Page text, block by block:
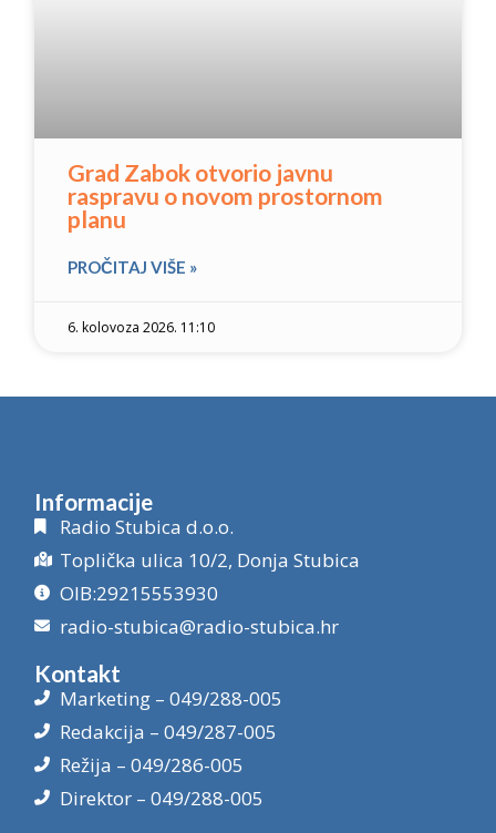
Grad Zabok otvorio javnu
raspravu o novom prostornom
planu
PROČITAJ VIŠE »
6. kolovoza 2026. 11:10
Informacije
Radio Stubica d.o.o.
Toplička ulica 10/2, Donja Stubica
OIB:29215553930
radio-stubica@radio-stubica.hr
Kontakt
Marketing – 049/288-005
Redakcija – 049/287-005
Režija – 049/286-005
Direktor – 049/288-005